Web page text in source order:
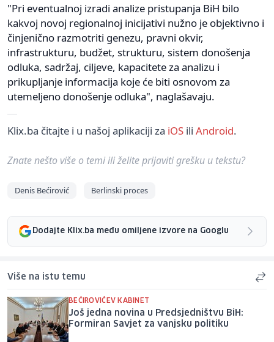
"Pri eventualnoj izradi analize pristupanja BiH bilo
kakvoj novoj regionalnoj inicijativi nužno je objektivno i
činjenično razmotriti genezu, pravni okvir,
infrastrukturu, budžet, strukturu, sistem donošenja
odluka, sadržaj, ciljeve, kapacitete za analizu i
prikupljanje informacija koje će biti osnovom za
utemeljeno donošenje odluka", naglašavaju.
Klix.ba čitajte i u našoj aplikaciji za iOS ili Android.
Znate nešto više o temi ili želite prijaviti grešku u tekstu?
Denis Bećirović Berlinski proces
Dodajte Klix.ba među omiljene izvore na Googlu
Više na istu temu
BEĆIROVIĆEV KABINET
Još jedna novina u Predsjedništvu BiH:
Formiran Savjet za vanjsku politiku